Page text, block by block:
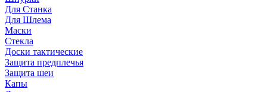
Для Станка
Для Шлема
Маски
Стекла
Доски тактические
Защита предплечья
Защита шеи
Капы